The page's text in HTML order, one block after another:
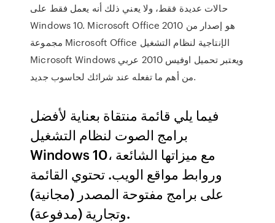
حالات عديدة فقط، ولا يعني ذلك أنه يعمل فقط على
Windows 10. Microsoft Office 2010 هو إصدار من
مجموعة Microsoft Office الإنتاجية لنظام التشغيل
Microsoft Windows ويعتبر تحميل اوفيس 2010 عربي
من أهم ما تفعله عند شرائك لحاسوب جديد.
فيما يلي قائمة منتقاة بعناية لأفضل
برامج الصوت لنظام التشغيل
Windows 10، مع ميزاتها الشائعة
وروابط مواقع الويب. تحتوي القائمة
على برامج مفتوحة المصدر (مجانية)
وتجارية (مدفوعة).